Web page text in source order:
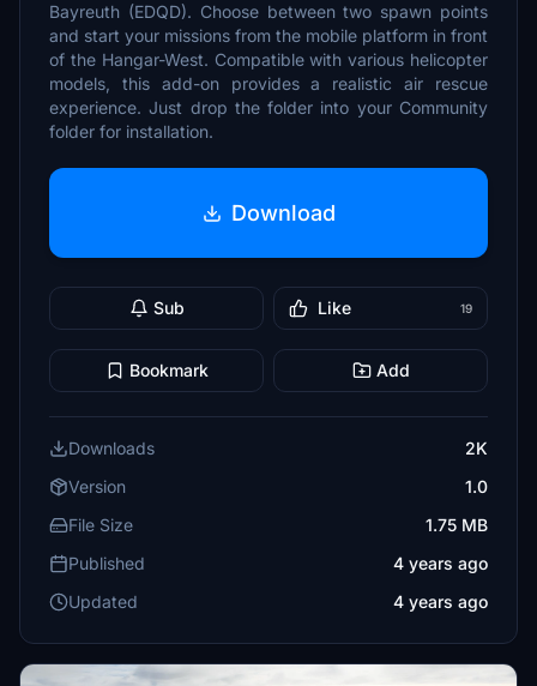
Bayreuth (EDQD). Choose between two spawn points
and start your missions from the mobile platform in front
of the Hangar-West. Compatible with various helicopter
models, this add-on provides a realistic air rescue
experience. Just drop the folder into your Community
folder for installation.
Download
Sub Like 19
Bookmark Add
Downloads
2K
Version
1.0
File Size
1.75 MB
Published
4 years ago
Updated
4 years ago